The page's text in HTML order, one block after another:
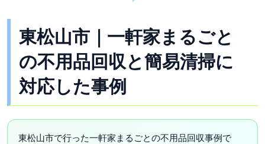
東松山市｜一軒家まるごと
の不用品回収と簡易清掃に
対応した事例
東松山市で行った一軒家まるごとの不用品回収事例で